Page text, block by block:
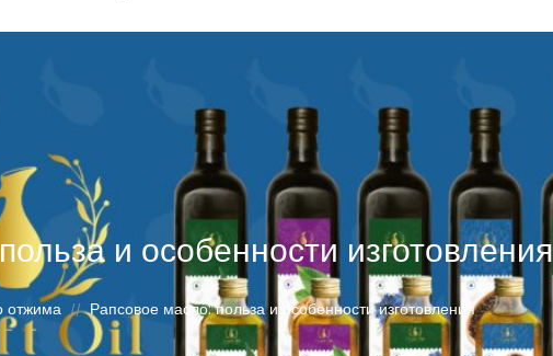
и особенности изготовления
отжима // Рапсовое масло: польза и особенности изготовления